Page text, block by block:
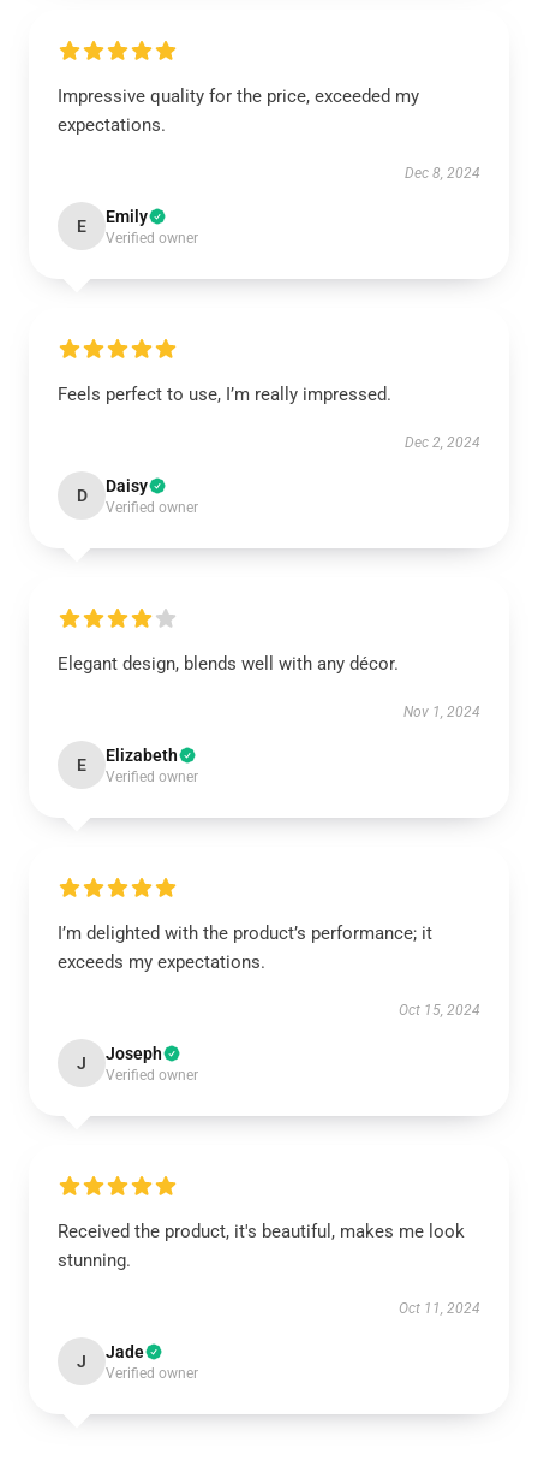
Impressive quality for the price, exceeded my
expectations.
Dec 8, 2024
E Emily
Verified owner
Feels perfect to use, I’m really impressed.
Dec 2, 2024
D Daisy
Verified owner
Elegant design, blends well with any décor.
Nov 1, 2024
E Elizabeth
Verified owner
I’m delighted with the product’s performance; it
exceeds my expectations.
Oct 15, 2024
J Joseph
Verified owner
Received the product, it's beautiful, makes me look
stunning.
Oct 11, 2024
J Jade
Verified owner